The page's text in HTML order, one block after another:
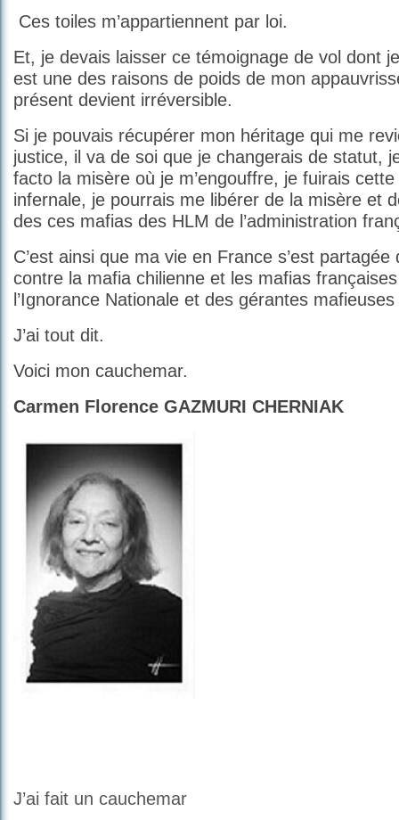
Ces toiles m’appartiennent par loi.
Et, je devais laisser ce témoignage de vol dont
est une des raisons de poids de mon
présent devient irréversible.
Si je pouvais récupérer mon héritage qui me
justice, il va de soi que je changerais de statut,
facto la misère où je m’engouffre, je fuirais
infernale, je pourrais me libérer de la misère et
des ces mafias des HLM de l’administration
C’est ainsi que ma vie en France s’est
contre la mafia chilienne et les mafias
l’Ignorance Nationale et des gérantes
J’ai tout dit.
Voici mon cauchemar.
Carmen Florence GAZMURI CHERNIAK
J’ai fait un cauchemar